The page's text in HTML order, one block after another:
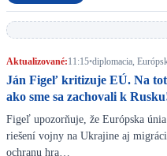
Aktualizované:11:15•diplomacia,
Ján Figeľ kritizuje EÚ. Na
ako sme sa zachovali k
Figeľ upozorňuje, že Európska
riešení vojny na Ukrajine aj
ochranu hra…